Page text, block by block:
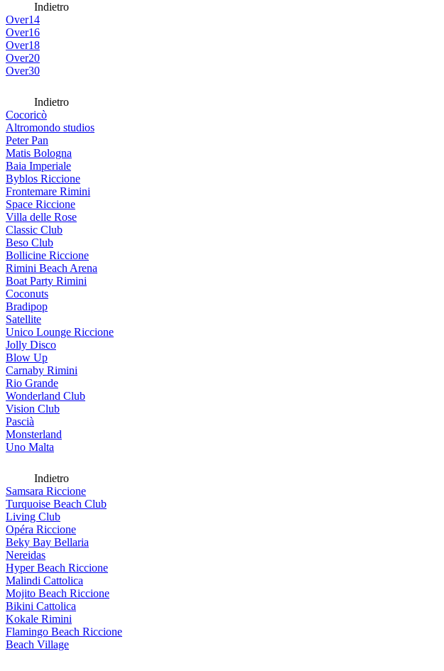
Indietro
Over14
Over16
Over18
Over20
Over30
Indietro
Cocoricò
Altromondo studios
Peter Pan
Matis Bologna
Baia Imperiale
Byblos Riccione
Frontemare Rimini
Space Riccione
Villa delle Rose
Classic Club
Beso Club
Bollicine Riccione
Rimini Beach Arena
Boat Party Rimini
Coconuts
Bradipop
Satellite
Unico Lounge Riccione
Jolly Disco
Blow Up
Carnaby Rimini
Rio Grande
Wonderland Club
Vision Club
Pascià
Monsterland
Uno Malta
Indietro
Samsara Riccione
Turquoise Beach Club
Living Club
Opéra Riccione
Beky Bay Bellaria
Nereidas
Hyper Beach Riccione
Malindi Cattolica
Mojito Beach Riccione
Bikini Cattolica
Kokale Rimini
Flamingo Beach Riccione
Beach Village